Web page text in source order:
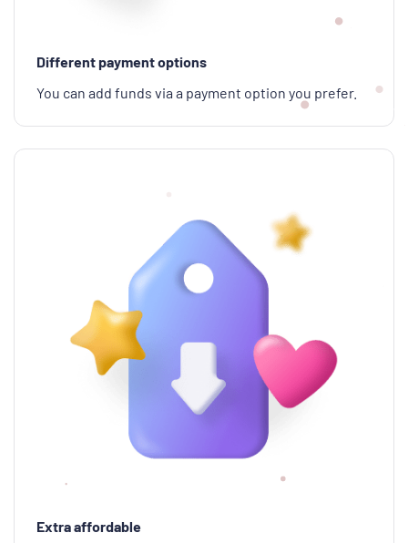
Different payment options
You can add funds via a payment option you prefer.
Extra affordable